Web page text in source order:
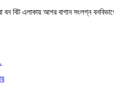
বন বিট এলাকায় আগর বাগান সংলগ্ন